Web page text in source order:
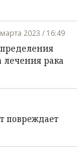
2023 / 16:49
лечения рака
повреждает